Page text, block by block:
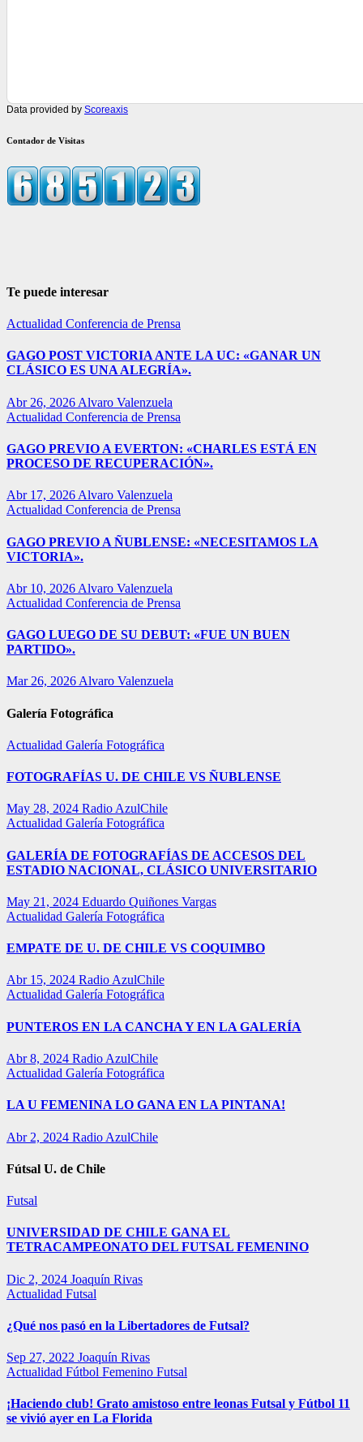
Data provided by Scoreaxis
Contador de Visitas
Te puede interesar
Actualidad Conferencia de Prensa
GAGO POST VICTORIA ANTE LA UC: «GANAR UN
CLÁSICO ES UNA ALEGRÍA».
Abr 26, 2026 Alvaro Valenzuela
Actualidad Conferencia de Prensa
GAGO PREVIO A EVERTON: «CHARLES ESTÁ EN
PROCESO DE RECUPERACIÓN».
Abr 17, 2026 Alvaro Valenzuela
Actualidad Conferencia de Prensa
GAGO PREVIO A ÑUBLENSE: «NECESITAMOS LA
VICTORIA».
Abr 10, 2026 Alvaro Valenzuela
Actualidad Conferencia de Prensa
GAGO LUEGO DE SU DEBUT: «FUE UN BUEN
PARTIDO».
Mar 26, 2026 Alvaro Valenzuela
Galería Fotográfica
Actualidad Galería Fotográfica
FOTOGRAFÍAS U. DE CHILE VS ÑUBLENSE
May 28, 2024 Radio AzulChile
Actualidad Galería Fotográfica
GALERÍA DE FOTOGRAFÍAS DE ACCESOS DEL
ESTADIO NACIONAL, CLÁSICO UNIVERSITARIO
May 21, 2024 Eduardo Quiñones Vargas
Actualidad Galería Fotográfica
EMPATE DE U. DE CHILE VS COQUIMBO
Abr 15, 2024 Radio AzulChile
Actualidad Galería Fotográfica
PUNTEROS EN LA CANCHA Y EN LA GALERÍA
Abr 8, 2024 Radio AzulChile
Actualidad Galería Fotográfica
LA U FEMENINA LO GANA EN LA PINTANA!
Abr 2, 2024 Radio AzulChile
Fútsal U. de Chile
Futsal
UNIVERSIDAD DE CHILE GANA EL
TETRACAMPEONATO DEL FUTSAL FEMENINO
Dic 2, 2024 Joaquín Rivas
Actualidad Futsal
¿Qué nos pasó en la Libertadores de Futsal?
Sep 27, 2022 Joaquín Rivas
Actualidad Fútbol Femenino Futsal
¡Haciendo club! Grato amistoso entre leonas Futsal y Fútbol 11
se vivió ayer en La Florida